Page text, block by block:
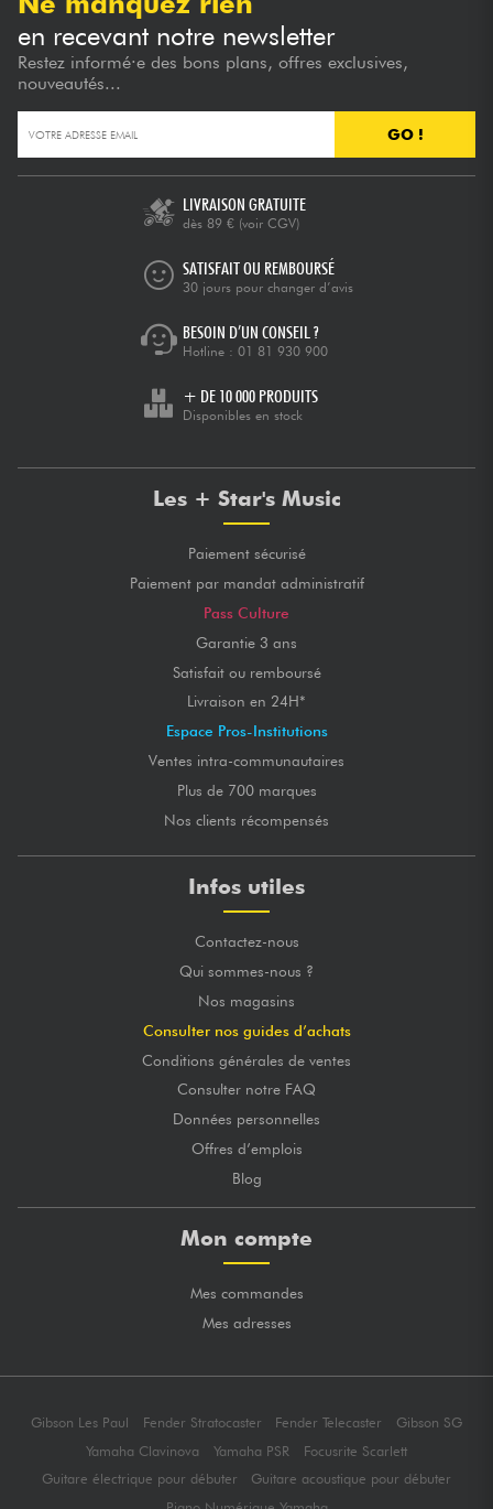
en recevant notre newsletter
Restez informé·e des bons plans, offres exclusives,
nouveautés...
GO !
LIVRAISON GRATUITE
dès 89 € (voir CGV)
SATISFAIT OU REMBOURSÉ
30 jours pour changer d’avis
BESOIN D’UN CONSEIL ?
Hotline : 01 81 930 900
+ DE 10 000 PRODUITS
Disponibles en stock
Les + Star's Music
Paiement sécurisé
Paiement par mandat administratif
Pass Culture
Garantie 3 ans
Satisfait ou remboursé
Livraison en 24H*
Espace Pros-Institutions
Ventes intra-communautaires
Plus de 700 marques
Nos clients récompensés
Infos utiles
Contactez-nous
Qui sommes-nous ?
Nos magasins
Consulter nos guides d’achats
Conditions générales de ventes
Consulter notre FAQ
Données personnelles
Offres d’emplois
Blog
Mon compte
Mes commandes
Mes adresses
Gibson Les Paul Fender Stratocaster Fender Telecaster
Gibson SG
Yamaha Clavinova
Yamaha PSR
Focusrite Scarlett
Guitare électrique pour débuter
Guitare acoustique pour débuter